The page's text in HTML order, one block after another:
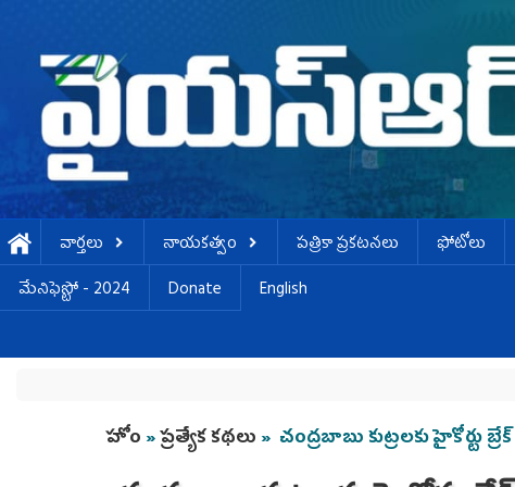
వార్తలు నాయకత్వం పత్రికా ప్రకటనలు ఫోటోలు
మేనిఫెస్టో - 2024
Donate English
You are here
హోం »ప్రత్యేక కథలు » చంద్రబాబు కుట్రలకు హైకోర్టు బ్రేక్‌